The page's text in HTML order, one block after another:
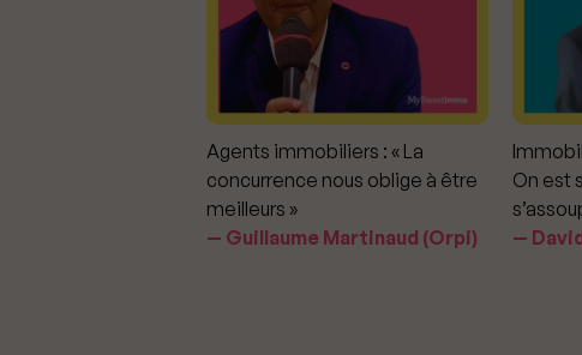
Agents immobiliers : « La
concurrence nous oblige à être
meilleurs »
Guillaume Martinaud (Orpi)
On est